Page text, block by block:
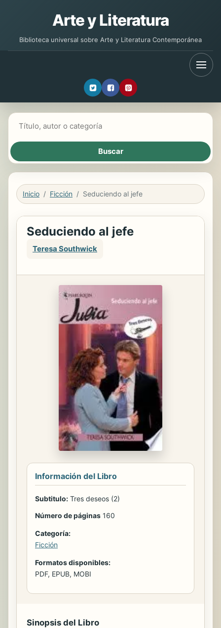
Arte y Literatura
Biblioteca universal sobre Arte y Literatura Contemporánea
Inicio Ficción Seduciendo al jefe
Seduciendo al jefe
Teresa Southwick
Información del Libro
Subtitulo: Tres deseos (2)
Número de páginas 160
Categoría:
Ficción
Formatos disponibles:
PDF, EPUB, MOBI
Sinopsis del Libro